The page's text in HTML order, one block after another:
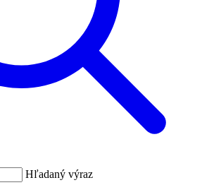
Hľadaný výraz